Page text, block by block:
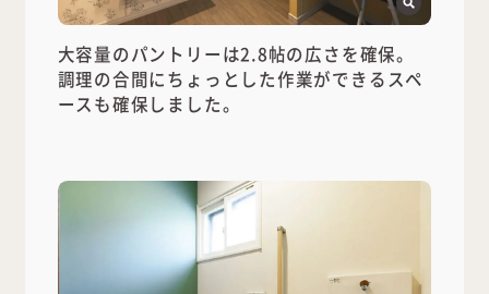
大容量のパントリーは2.8帖の広さを確保。
調理の合間にちょっとした作業ができるスペ
ースも確保しました。